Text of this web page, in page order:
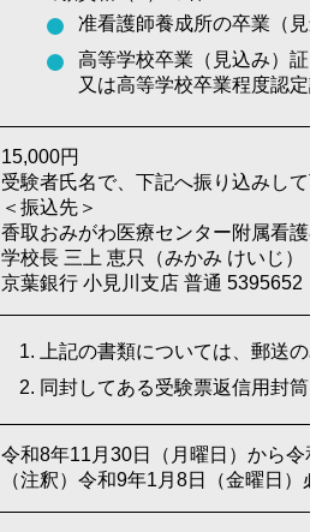
准看護師養成所の卒業（見
高等学校卒業（見込み）証
又は高等学校卒業程度認定
15,000円
受験者氏名で、下記へ振り込みして
＜振込先＞
香取おみがわ医療センター附属看護
学校長 三上 恵只（みかみ けいじ）
京葉銀行 小見川支店 普通 5395652
上記の書類については、郵送の
同封してある受験票返信用封筒
令和8年11月30日（月曜日）から令
（注釈）令和9年1月8日（金曜日）必